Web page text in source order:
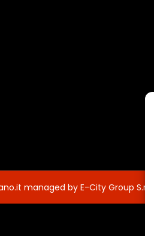
managed by E-City Group S.r.l.